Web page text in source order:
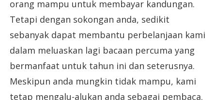
orang mampu untuk membayar kandungan.
Tetapi dengan sokongan anda, sedikit
sebanyak dapat membantu perbelanjaan kami
dalam meluaskan lagi bacaan percuma yang
bermanfaat untuk tahun ini dan seterusnya.
Meskipun anda mungkin tidak mampu, kami
tetap mengalu-alukan anda sebagai pembaca.